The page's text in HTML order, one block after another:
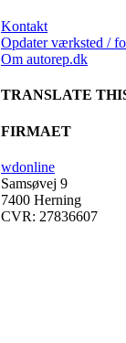
Kontakt
Opdater værksted /
Om autorep.dk
TRANSLATE
FIRMAET
wdonline
Samsøvej 9
7400 Herning
CVR: 27836607